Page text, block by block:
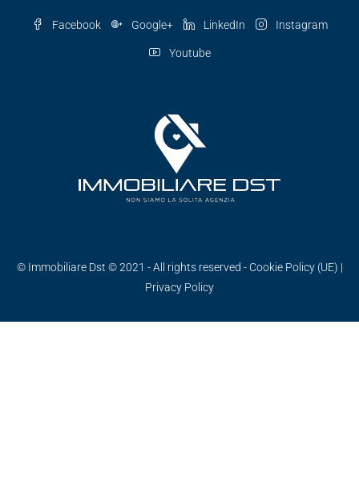
Facebook Google+ LinkedIn Instagram
Youtube
© Immobiliare Dst © 2021 - All rights reserved - Cookie Policy (UE) |
Privacy Policy